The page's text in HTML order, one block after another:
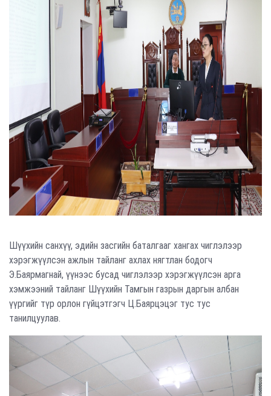
Шүүхийн санхүү, эдийн засгийн баталгааг хангах чиглэлээр
хэрэгжүүлсэн ажлын тайланг ахлах нягтлан бодогч
Э.Баярмагнай, үүнээс бусад чиглэлээр хэрэгжүүлсэн арга
хэмжээний тайланг Шүүхийн Тамгын газрын даргын албан
үүргийг түр орлон гүйцэтгэгч Ц.Баярцэцэг тус тус
танилцуулав.